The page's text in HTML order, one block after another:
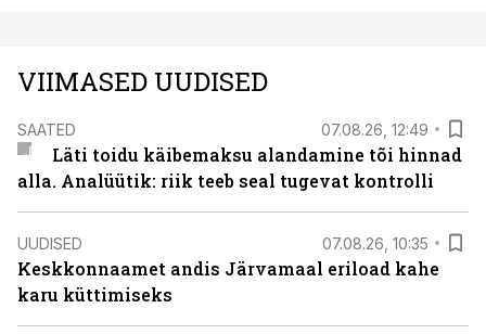
VIIMASED UUDISED
SAATED 07.08.26, 12:49
Läti toidu käibemaksu alandamine tõi hinnad
alla. Analüütik: riik teeb seal tugevat kontrolli
UUDISED 07.08.26, 10:35
Keskkonnaamet andis Järvamaal eriload kahe
karu küttimiseks